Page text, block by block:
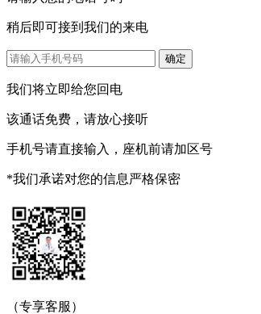
稍后即可接到我们的来电
我们将立即给您回电
该通话免费，请放心接听
手机号请直接输入，座机前请加区号
*我们承诺对您的信息严格保密
（专享客服）